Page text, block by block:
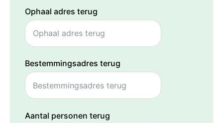
Ophaal adres terug
Bestemmingsadres terug
Aantal personen terug